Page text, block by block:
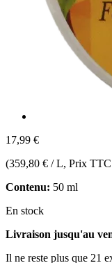
17,99 €
(359,80 € / L, Prix
Contenu: 50 ml
En stock
Livraison jusqu'au
Il ne reste plus que 21